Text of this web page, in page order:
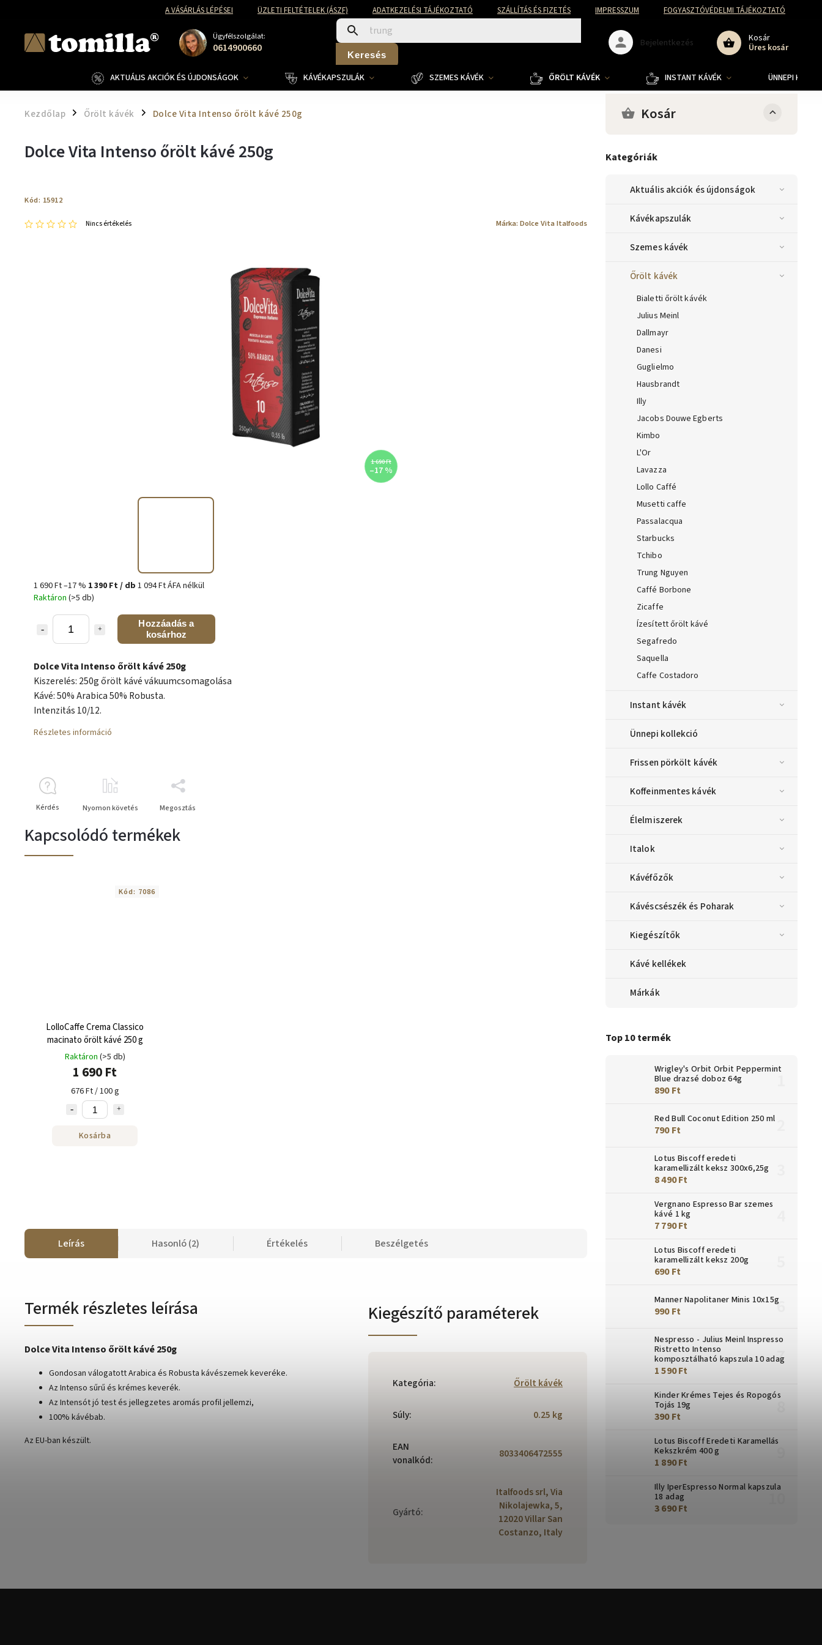
A VÁSÁRLÁS LÉPÉSEI ÜZLETI FELTÉTELEK (ÁSZF) ADATKEZELÉSI TÁJÉKOZTATÓ SZÁLLÍTÁS ÉS FIZETÉS IMPRESSZUM FOGYASZTÓVÉDELMI TÁJÉKOZTATÓ
Ügyfélszolgálat:
0614900660 Keresés
Kosár
Üres kosár
Bejelentkezés
AKTUÁLIS AKCIÓK ÉS ÚJDONSÁGOK KÁVÉKAPSZULÁK SZEMES KÁVÉK ŐRÖLT KÁVÉK INSTANT KÁVÉK ÜNNEPI
Kezdőlap / Őrölt kávék / Dolce Vita Intenso őrölt kávé 250g Kosár
Kategóriák
Aktuális akciók és újdonságok
Kávékapszulák
Szemes kávék
Őrölt kávék
Bialetti őrölt kávék
Julius Meinl
Dallmayr
Danesi
Guglielmo
Hausbrandt
Illy
Jacobs Douwe Egberts
Kimbo
L'Or
Lavazza
Lollo Caffé
Musetti caffe
Passalacqua
Starbucks
Tchibo
Trung Nguyen
Caffé Borbone
Zicaffe
Ízesített őrölt kávé
Segafredo
Saquella
Caffe Costadoro
Instant kávék
Ünnepi kollekció
Frissen pörkölt kávék
Koffeinmentes kávék
Élelmiszerek
Italok
Kávéfőzők
Kávéscsészék és Poharak
Kiegészítők
Kávé kellékek
Márkák
Top 10 termék
Wrigley's Orbit Orbit Peppermint
Blue drazsé doboz 64g
890 Ft
Red Bull Coconut Edition 250 ml
790 Ft
Lotus Biscoff eredeti
karamellizált keksz 300x6,25g
8 490 Ft
Vergnano Espresso Bar szemes
kávé 1 kg
7 790 Ft
Lotus Biscoff eredeti
karamellizált keksz 200g
690 Ft
Manner Napolitaner Minis 10x15g
990 Ft
Nespresso - Julius Meinl Inspresso
Ristretto Intenso
komposztálható kapszula 10 adag
1 590 Ft
Kinder Krémes Tejes és Ropogós
Tojás 19g
390 Ft
Lotus Biscoff Eredeti Karamellás
Kekszkrém 400 g
1 890 Ft
Illy IperEspresso Normal kapszula
18 adag
3 690 Ft
Dolce Vita Intenso őrölt kávé 250g
Kód: 15912
Nincs értékelés Márka: Dolce Vita Italfoods
1 690 Ft
–17 %
1 690 Ft–17 % 1 390 Ft/ db 1 094 Ft ÁFA nélkül
Raktáron (>5 db)
Hozzáadás a
kosárhoz
Dolce Vita Intenso őrölt kávé 250g
Kiszerelés: 250g őrölt kávé vákuumcsomagolása
Kávé: 50% Arabica 50% Robusta.
Intenzitás 10/12.
Részletes információ
Kérdés Nyomon követés Megosztás
Kapcsolódó termékek
LolloCaffe Crema Classico
macinato őrölt kávé 250 g
Raktáron (>5 db)
1 690 Ft
676 Ft / 100 g
Kosárba
Kód: 7086
Leírás Hasonló (2) Értékelés Beszélgetés
Termék részletes leírása
Dolce Vita Intenso őrölt kávé 250g
Gondosan válogatott Arabica és Robusta kávészemek keveréke.
Az Intenso sűrű és krémes keverék.
Az Intensót jó test és jellegzetes aromás profil jellemzi,
100% kávébab.
Az EU-ban készült.
Kiegészítő paraméterek
Kategória: Őrölt kávék
Súly: 0.25 kg
EAN
vonalkód: 8033406472555
Gyártó:
Italfoods srl, Via
Nikolajewka, 5,
12020 Villar San
Costanzo, Italy